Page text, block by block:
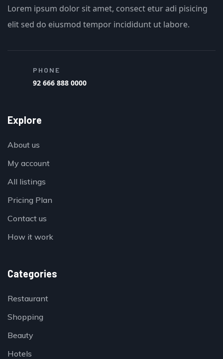
Lorem ipsum dolor sit amet, consect etur adi pisicing
elit sed do eiusmod tempor incididunt ut labore.
PHONE
92 666 888 0000
Explore
About us
My account
All listings
Pricing Plan
Contact us
How it work
Categories
Restaurant
Shopping
Beauty
Hotels